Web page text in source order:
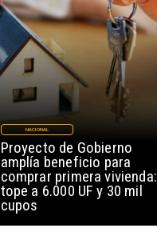
Proyecto de Gobierno
amplía beneficio para
comprar primera vivienda:
tope a 6.000 UF y 30 mil
cupos
NACIONAL